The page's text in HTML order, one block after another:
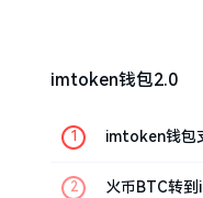
imtoken钱包2.0
imtoken钱包
火币BTC转